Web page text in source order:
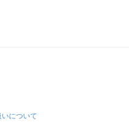
について